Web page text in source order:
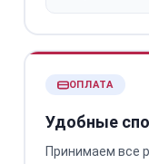
ОПЛАТА
Удобные
Принимаем все